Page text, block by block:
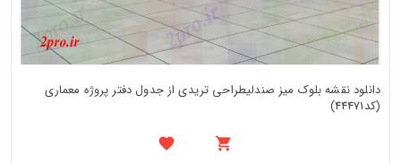
دانلود نقشه بلوک میز صندلیطراحی تریدی از جدول دفتر پروژه معماری
(کد44471)